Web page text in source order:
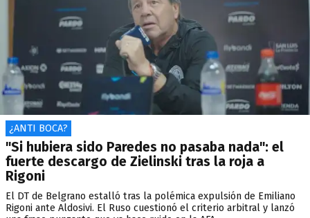
¿ANTI BOCA?
"Si hubiera sido Paredes no pasaba nada": el
fuerte descargo de Zielinski tras la roja a
Rigoni
El DT de Belgrano estalló tras la polémica expulsión de Emiliano
Rigoni ante Aldosivi. El Ruso cuestionó el criterio arbitral y lanzó